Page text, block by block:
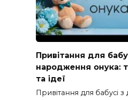
Привітання для
народження онука:
та ідеї
Привітання для бабусі з